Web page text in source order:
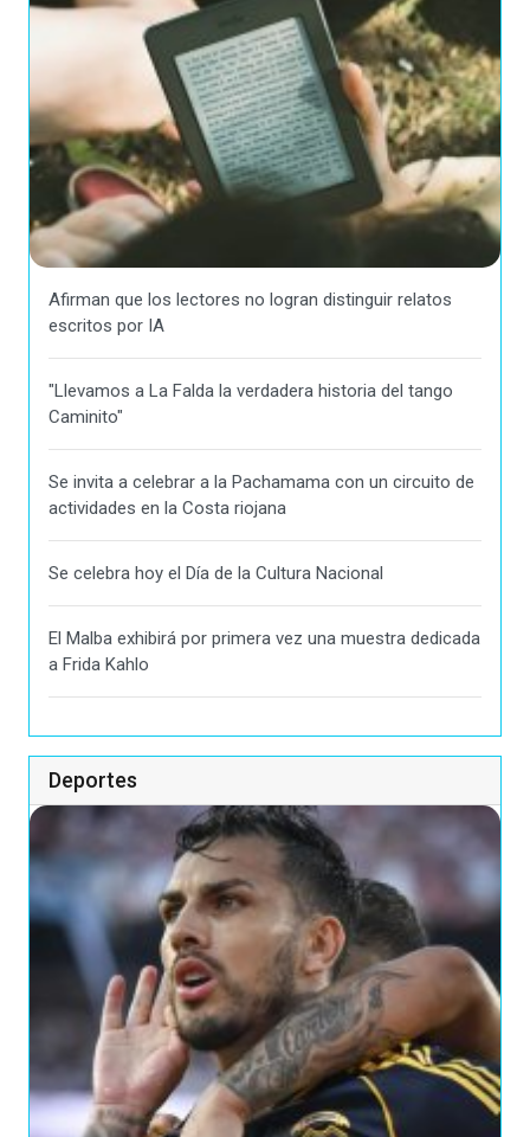
Afirman que los lectores no logran distinguir relatos
escritos por IA
"Llevamos a La Falda la verdadera historia del tango
Caminito"
Se invita a celebrar a la Pachamama con un circuito de
actividades en la Costa riojana
Se celebra hoy el Día de la Cultura Nacional
El Malba exhibirá por primera vez una muestra dedicada
a Frida Kahlo
Deportes